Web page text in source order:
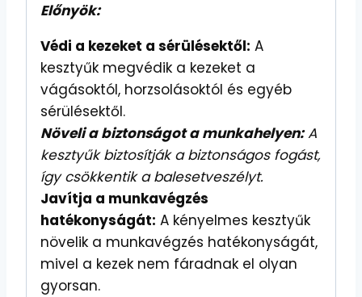
Előnyök:
Védi a kezeket a sérülésektől: A
kesztyűk megvédik a kezeket a
vágásoktól, horzsolásoktól és egyéb
sérülésektől.
Növeli a biztonságot a munkahelyen:A
kesztyűk biztosítják a biztonságos fogást,
így csökkentik a balesetveszélyt.
Javítja a munkavégzés
hatékonyságát: A kényelmes kesztyűk
növelik a munkavégzés hatékonyságát,
mivel a kezek nem fáradnak el olyan
gyorsan.